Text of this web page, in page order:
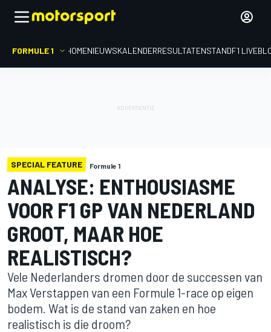
FORMULE 1 HOMENIEUWSKALENDERRESULTATENSTANDF1
SPECIAL FEATURE Formule 1
ANALYSE: ENTHOUSIASME
VOOR F1 GP VAN NEDERLAND
GROOT, MAAR HOE
REALISTISCH?
Vele Nederlanders dromen door de successen van
Max Verstappen van een Formule 1-race op eigen
bodem. Wat is de stand van zaken en hoe
realistisch is die droom?